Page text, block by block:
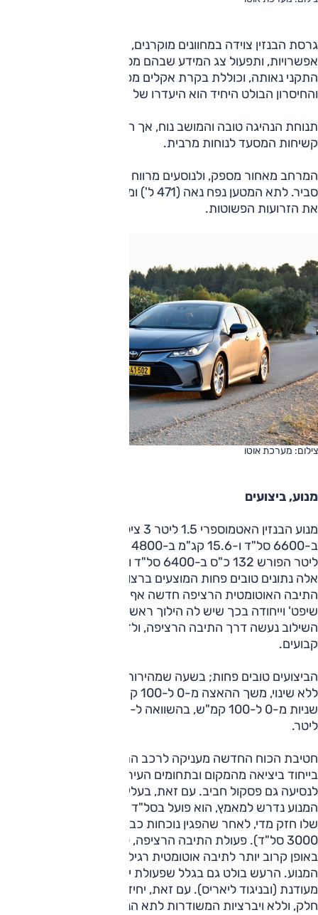
גרסת הבנזין צוידה במחוונים מוקרנים, אלה נאים אך אינם שופעי
אפשרויות, ותפעול צג המידע שבהם מסורבל מעט. רמת הציוד
התקני נאותה, וכוללת בקרת אקלים מפוצלת עם שלוחה לאחור,
והחיסרון הבולט היחיד הוא היעדרו של מפתח חכם.
תנוחת הנהיגה טובה והמושב נוח, אך חסרה אפשרות לכיוון
קשיחות המסעד לנוחות מרבית.
המרחב מאחור מספק, ולנוסעים מרווח רגליים טוב, מרווח ראש
סביר. לתא המטען נפח נאה (471 ל') ומבנה שימושי, ולא אהבנו
את הזרועות הפשוטות.
צילום: מערכת אוטו
מנוע, ביצועים
אלה נתונים טובים פחות המוצעים ברצועת כוח מעט צרה יותר.
התיבה האוטומטית הרציפה חדשה אף היא; זו נקראת 'דיירקט
שיפט' וייחודה בכך שיש לה הילוך ראשון אמיתי, ורק בהמשך
השילוב נעשה דרך התיבה הרציפה, ולזו עשרה יחסי העברה
קבועים.
ליטר.
חטיבת הכוח החדשה מעניקה לרכב התנהלות זריזה ונמרצת,
בייחוד ביציאה מהמקום ובתחומים העירוניים, ואז היא מוסיפה
לנסיעה גם פסקול חביב. עם זאת, בעליות ובעקיפות, כאשר
המנוע נדרש למאמץ, הוא פועל בסל"ד גבוה, ואז צליל הפעולה
שלו חזק מדי, לאחר שהפגין נוכחות כבר בסל"ד בינוני (באזור של
3000 סל"ד). פעולת התיבה הרציפה, למרות שתוכננה להתנהל
באופן קרוב יותר לתיבה אוטומטית רגילה, מוסיפה אף היא לצליל
המנוע. הרעש בולט גם בגלל שפעולת יתר המכלולים בקורולה
מעודנת (ובניגוד ליאריס). עם זאת, יחידת הכוח פועלת באופן
חלק, וללא ויברציות המשודרות לתא הנוסעים.